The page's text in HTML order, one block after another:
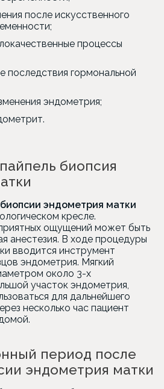
после искусственного
процессы
последствия гормональной
эндометрия;
биопсия
эндометрия матки
кресле.
ощущений может быть
анестезия. В ходе процедуры
вводится инструмент
эндометрия. Мягкий
около 3-х
участок эндометрия,
для дальнейшего
несколько час пациент
период после
эндометрия матки